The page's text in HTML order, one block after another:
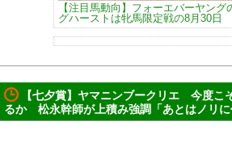
【注目馬動向】フォーエバーヤング
グハーストは牝馬限定戦の8月30日
【七夕賞】ヤマニンブークリエ 今度こ
るか 松永幹師が上積み強調「あとはノリ